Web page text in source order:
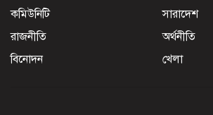
কমিউনিটি
সারাদেশ
রাজনীতি
অর্থনীতি
বিনোদন
খেলা